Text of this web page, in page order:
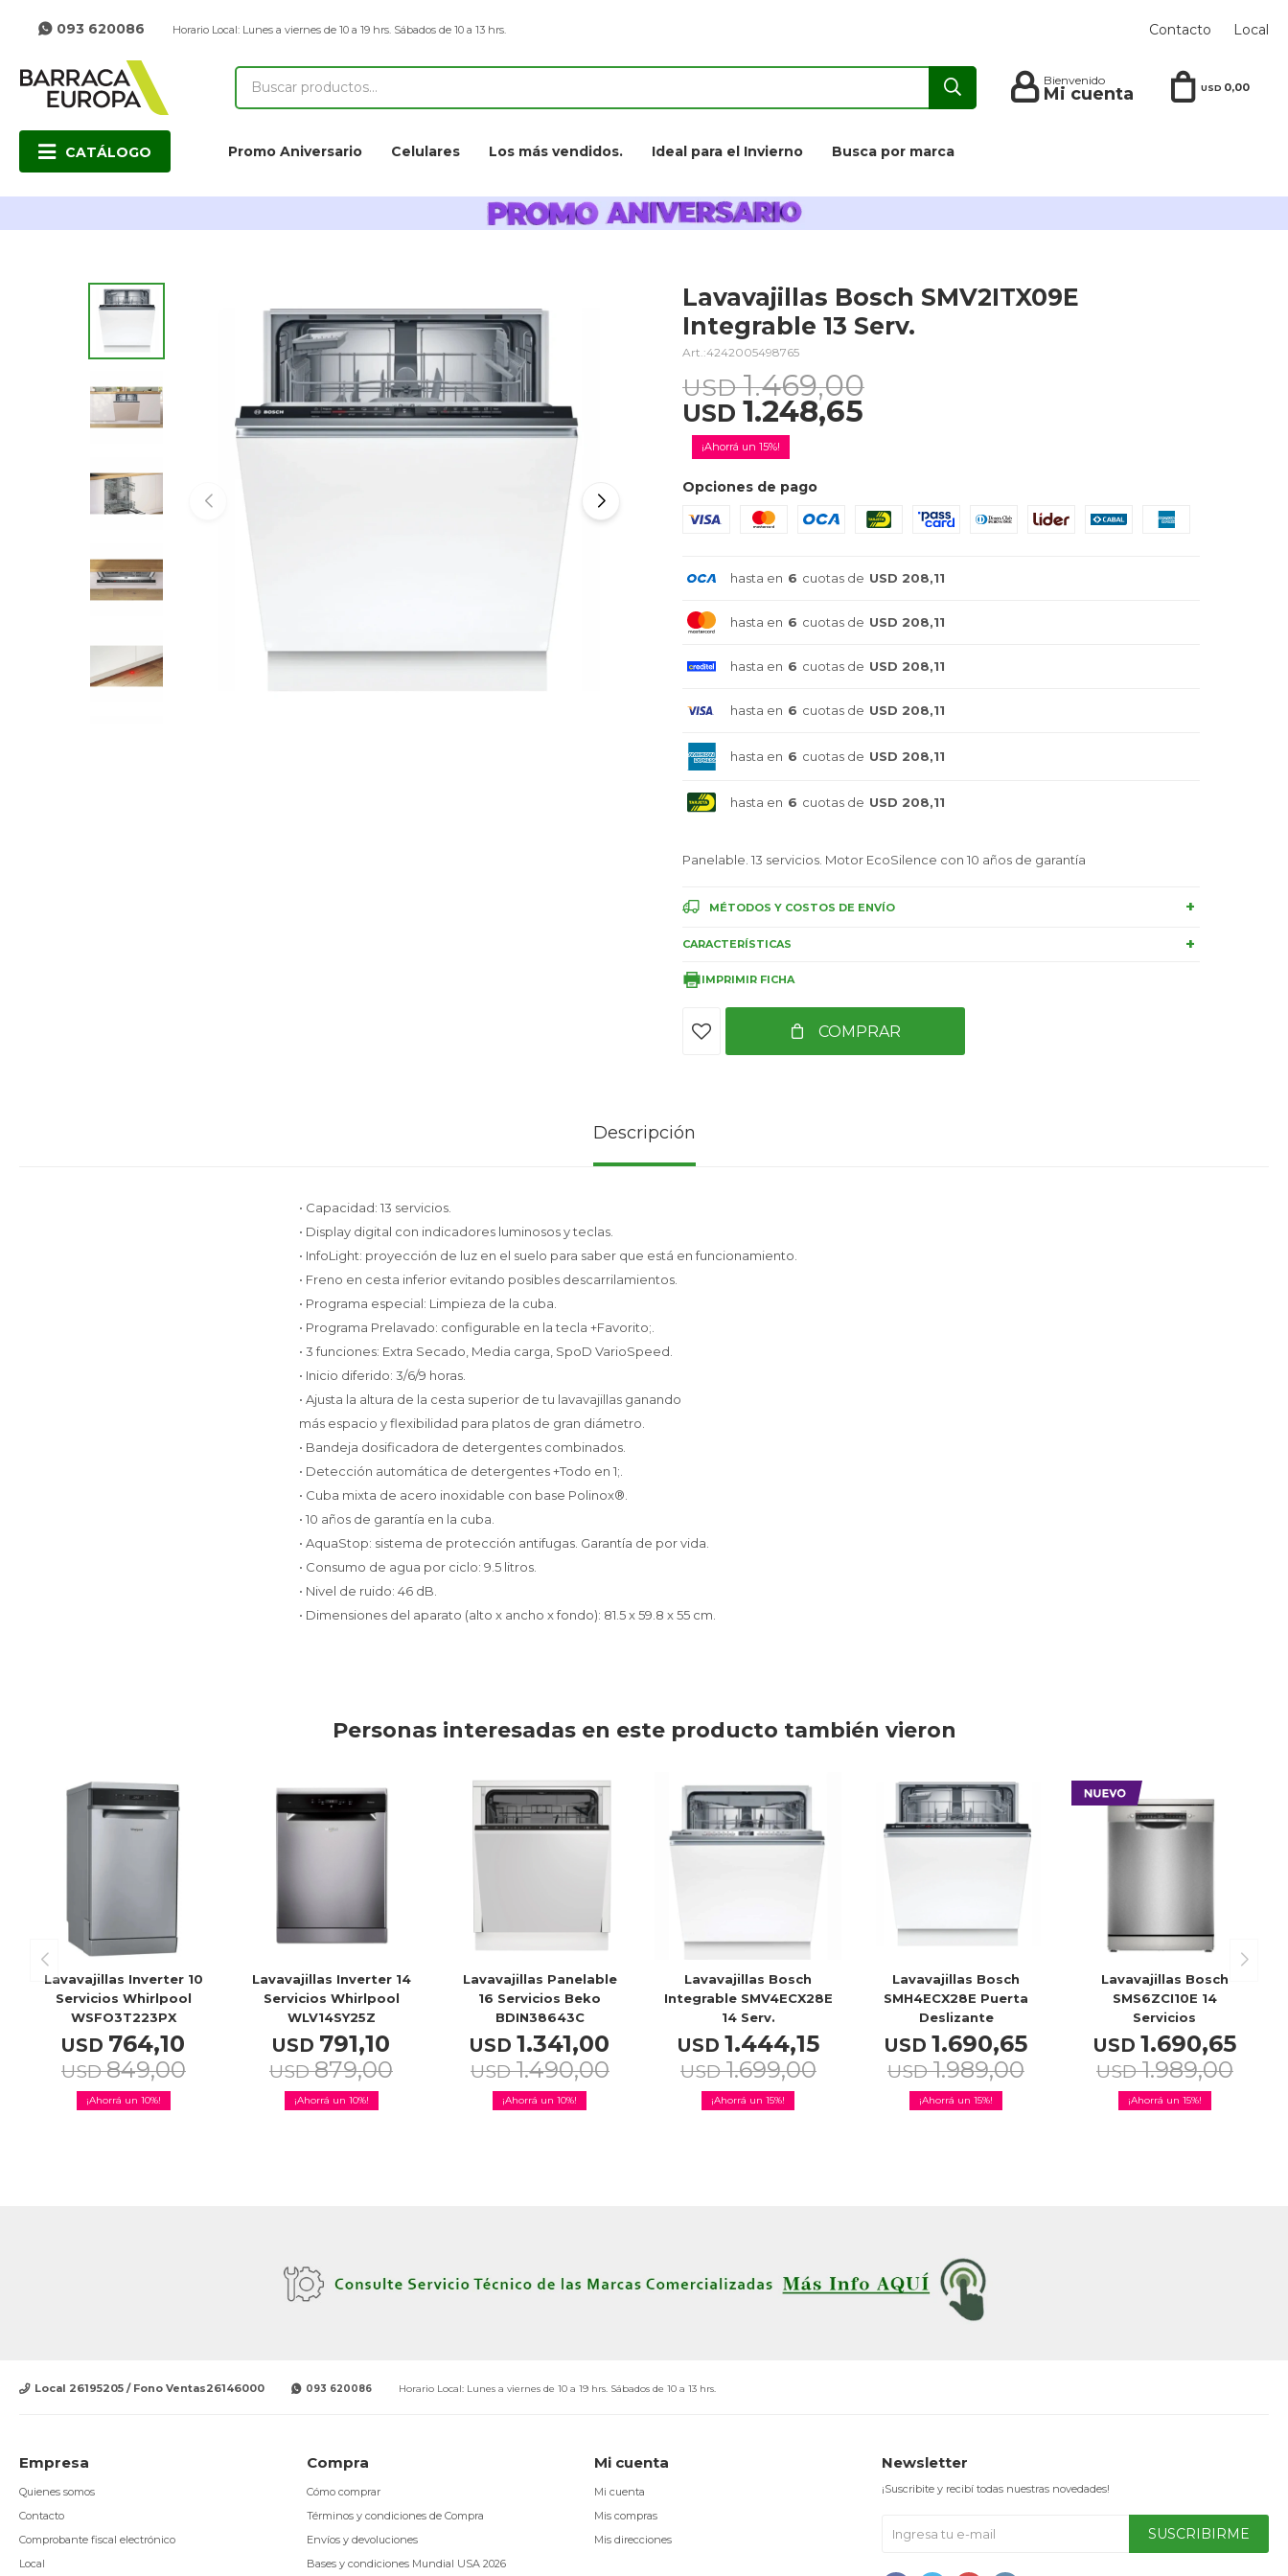
CATÁLOGO Promo Aniversario Celulares Los más vendidos. Ideal para el Invierno Busca por marca
USD 0,00
093 620086 Horario Local: Lunes a viernes de 10 a 19 hrs. Sábados de 10 a 13 hrs. Contacto Local
Lavavajillas Bosch SMV2ITX09E
Integrable 13 Serv.
4242005498765
USD 1.248,65
USD 1.469,00
15
Opciones de pago
hasta en 6 cuotas de USD 208,11
hasta en 6 cuotas de USD 208,11
hasta en 6 cuotas de USD 208,11
hasta en 6 cuotas de USD 208,11
hasta en 6 cuotas de USD 208,11
hasta en 6 cuotas de USD 208,11
Panelable. 13 servicios. Motor EcoSilence con 10 años de garantía
COMPRAR
MÉTODOS Y COSTOS DE ENVÍO
CARACTERÍSTICAS
IMPRIMIR FICHA
Descripción
• Capacidad: 13 servicios.
• Display digital con indicadores luminosos y teclas.
• InfoLight: proyección de luz en el suelo para saber que está en funcionamiento.
• Freno en cesta inferior evitando posibles descarrilamientos.
• Programa especial: Limpieza de la cuba.
• Programa Prelavado: configurable en la tecla +Favorito;.
• 3 funciones: Extra Secado, Media carga, SpoD VarioSpeed.
• Inicio diferido: 3/6/9 horas.
• Ajusta la altura de la cesta superior de tu lavavajillas ganando
más espacio y flexibilidad para platos de gran diámetro.
• Bandeja dosificadora de detergentes combinados.
• Detección automática de detergentes +Todo en 1;.
• Cuba mixta de acero inoxidable con base Polinox®.
• 10 años de garantía en la cuba.
• AquaStop: sistema de protección antifugas. Garantía de por vida.
• Consumo de agua por ciclo: 9.5 litros.
• Nivel de ruido: 46 dB.
• Dimensiones del aparato (alto x ancho x fondo): 81.5 x 59.8 x 55 cm.
Personas interesadas en este producto también vieron
Lavavajillas Inverter 10
Servicios Whirlpool
WSFO3T223PX
USD 764,10
USD 849,00
10
Lavavajillas Inverter 14
Servicios Whirlpool
WLV14SY25Z
USD 791,10
USD 879,00
10
Lavavajillas Panelable
16 Servicios Beko
BDIN38643C
USD 1.341,00
USD 1.490,00
10
Lavavajillas Bosch
Integrable SMV4ECX28E
14 Serv.
USD 1.444,15
USD 1.699,00
15
Lavavajillas Bosch
SMH4ECX28E Puerta
Deslizante
USD 1.690,65
USD 1.989,00
15
Lavavajillas Bosch
SMS6ZCI10E 14
Servicios
USD 1.690,65
USD 1.989,00
15
Local 26195205 / Fono Ventas26146000 093 620086 Horario Local: Lunes a viernes de 10 a 19 hrs. Sábados de 10 a 13 hrs.
Empresa
Quienes somos
Contacto
Comprobante fiscal electrónico
Local
Compra
Cómo comprar
Términos y condiciones de Compra
Envíos y devoluciones
Bases y condiciones Mundial USA 2026
Mi cuenta
Mi cuenta
Mis compras
Mis direcciones
Newsletter
¡Suscribite y recibí todas nuestras novedades!
SUSCRIBIRME